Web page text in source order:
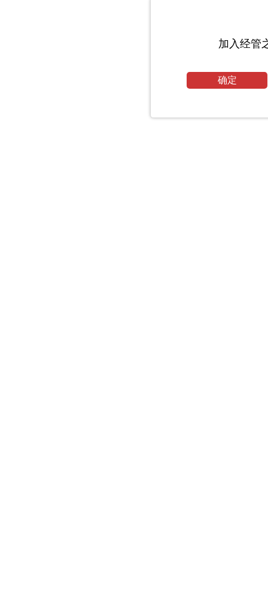
加入经管
确定